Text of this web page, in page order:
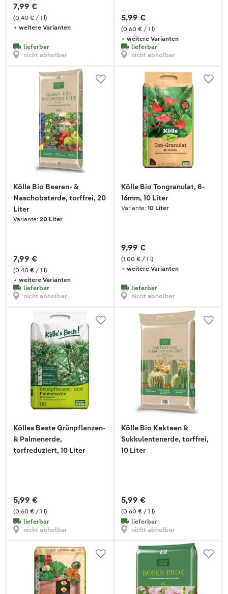
(0,40 € / 1 l)
7,99 €
+ weitere Varianten
lieferbar
nicht abholbar
(0,60 € / 1 l)
5,99 €
+ weitere Varianten
lieferbar
nicht abholbar
Kölle Bio Beeren- &
Naschobsterde, torffrei, 20
Liter
Variante: 20 Liter
(0,40 € / 1 l)
7,99 €
+ weitere Varianten
lieferbar
nicht abholbar
Kölle Bio Tongranulat, 8-
16mm, 10 Liter
Variante: 10 Liter
(1,00 € / 1 l)
9,99 €
+ weitere Varianten
lieferbar
nicht abholbar
Kölles Beste Grünpflanzen-
& Palmenerde,
torfreduziert, 10 Liter
(0,60 € / 1 l)
5,99 €
lieferbar
nicht abholbar
Kölle Bio Kakteen &
Sukkulentenerde, torffrei,
10 Liter
(0,60 € / 1 l)
5,99 €
lieferbar
nicht abholbar